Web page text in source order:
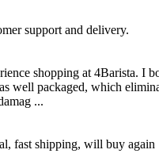
support and delivery.
shopping at 4Barista. I
well packaged, which
...
fast shipping, will buy again